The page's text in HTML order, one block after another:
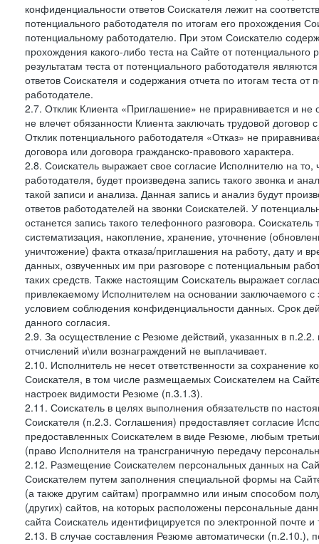
конфиденциальности ответов Соискателя лежит на
потенциального работодателя по итогам его прохождения
потенциальному работодателю. При этом Соискателю
прохождения какого-либо теста на Сайте от
результатам теста от потенциального работодателя
ответов Соискателя и содержания отчета по итогам теста
работодателе.
2.7. Отклик Клиента «Приглашение» не приравнивается и
не влечет обязанности Клиента заключать трудовой
Отклик потенциального работодателя «Отказ» не
договора или договора гражданско-правового характера.
2.8. Соискатель выражает свое согласие Исполнителю на
работодателя, будет произведена запись такого звонка и
такой записи и анализа. Данная запись и анализ будут
ответов работодателей на звонки Соискателей. У
останется запись такого телефонного разговора.
систематизация, накопление, хранение, уточнение
уничтожение) факта отказа/приглашения на работу, дату и
данных, озвученных им при разговоре с потенциальным
таких средств. Также настоящим Соискатель выражает
привлекаемому Исполнителем на основании заключаемого
условием соблюдения конфиденциальности данных. Срок
данного согласия.
2.9. За осуществление с Резюме действий, указанных в
отчислений и\или вознаграждений не выплачивает.
2.10. Исполнитель не несет ответственности за
Соискателя, в том числе размещаемых Соискателем на
настроек видимости Резюме (п.3.1.3).
2.11. Соискатель в целях выполнения обязательств по
Соискателя (п.2.3. Соглашения) предоставляет согласие
предоставленных Соискателем в виде Резюме, любым
(право Исполнителя на трансграничную передачу
2.12. Размещение Соискателем персональных данных на
Соискателем путем заполнения специальной формы на
(а также другим сайтам) программно или иным способом
(других) сайтов, на которых расположены персональные
сайта Соискатель идентифицируется по электронной почте
2.13. В случае составления Резюме автоматически (п.2.10.),